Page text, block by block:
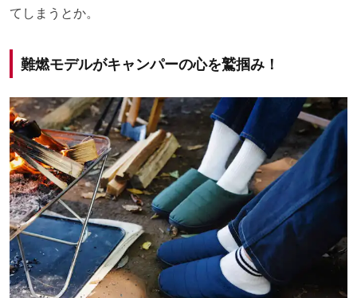
てしまうとか。
難燃モデルがキャンパーの心を鷲掴み！